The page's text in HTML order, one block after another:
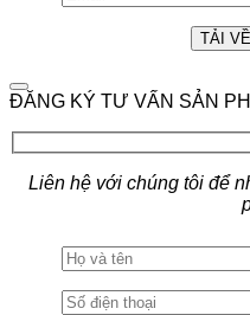
ĐĂNG KÝ TƯ VẤN SẢN
Liên hệ với chúng tôi để